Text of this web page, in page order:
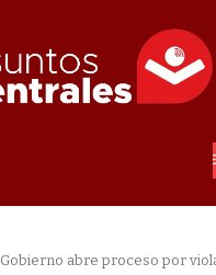
Gobierno abre proceso por violaciones a los derechos humanos en